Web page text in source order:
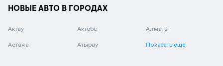
НОВЫЕ АВТО В ГОРОДАХ
Актау Актобе Алматы
Астана Атырау Показать еще